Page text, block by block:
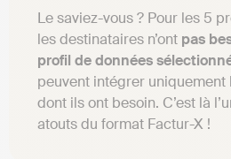
Le saviez-vous ? Pour les 5
les destinataires n’ont pas
profil de données
peuvent intégrer uniquement
dont ils ont besoin. C’est là
atouts du format Factur-X !